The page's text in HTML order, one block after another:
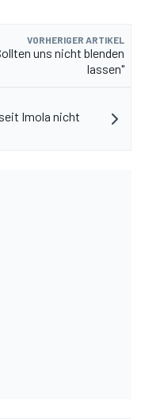
VORHERIGER ARTIKEL
uns nicht blenden
lassen"
Imola nicht